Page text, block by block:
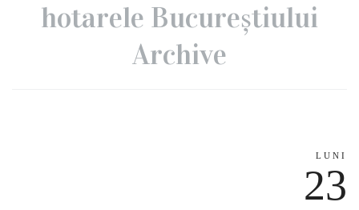
hotarele Bucureștiului
Archive
LUNI
23